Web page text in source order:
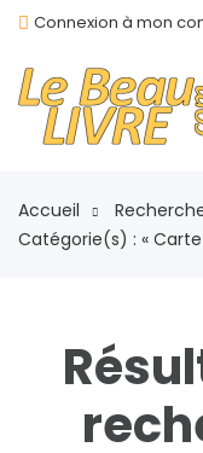
Connexion à mon
Accueil
Catégorie(s) : «